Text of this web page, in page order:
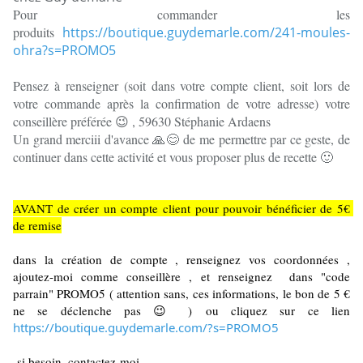
Pour commander les
produits https://boutique.guydemarle.com/241-moules-
ohra?s=PROMO5
Pensez à renseigner (soit dans votre compte client, soit lors de
votre commande après la confirmation de votre adresse) votre
conseillère préférée 😉 , 59630 Stéphanie Ardaens
Un grand merciii d'avance 🙏😊 de me permettre par ce geste, de
continuer dans cette activité et vous proposer plus de recette 🙂
AVANT de créer un compte client pour pouvoir bénéficier de 5€
de remise
dans la création de compte , renseignez vos coordonnées ,
ajoutez-moi comme conseillère , et renseignez  dans "code
parrain" PROMO5 ( attention sans, ces informations, le bon de 5 €
https://boutique.guydemarle.com/?s=PROMO5